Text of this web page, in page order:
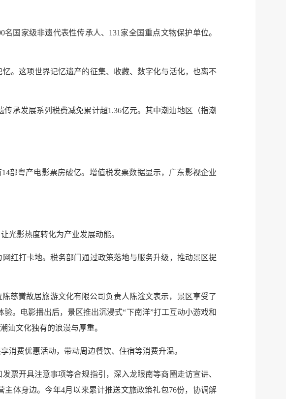
国家级非遗代表性传承人、131家全国重点文物保护单位。
。这项世界记忆遗产的征集、收藏、数字化与活化，也离不
承发展系列税费减免累计超1.36亿元。其中潮汕地区（指潮
部粤产电影票房破亿。增值税发票数据显示，广东影视企业
光影热度转化为产业发展动能。
红打卡地。税务部门通过政策落地与服务升级，推动景区提
慈黉故居旅游文化有限公司负责人陈淦文表示，景区享受了
。电影播出后，景区推出沉浸式“下南洋”打工互动小游戏和
汕文化独有的浪漫与厚重。
消费优惠活动，带动周边餐饮、住宿等消费升温。
票开具注意事项等合规指引，深入龙眼南等商圈走访宣讲、
体身边。今年4月以来累计推送文旅政策礼包76份，协调解